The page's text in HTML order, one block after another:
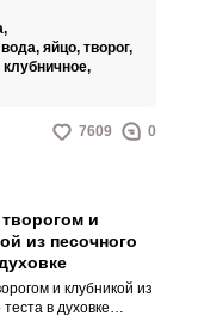
вода, яйцо, творог,
7609 0
и
из песочного
и клубникой из
в духовке